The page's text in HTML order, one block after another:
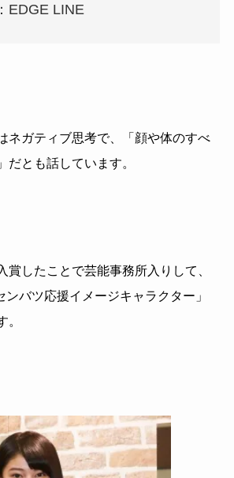
EDGE LINE
ネガティブ思考で、「顔や体のすべ
だとも話しています。
賞したことで芸能事務所入りして、
バツ応援イメージキャラクター」
。